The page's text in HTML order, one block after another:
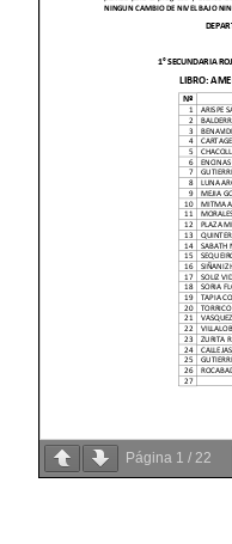
Página 1 /22